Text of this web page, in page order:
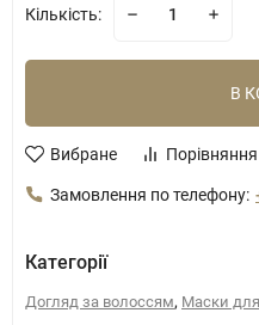
Кількість:
В
Вибране Порівняння
Замовлення по телефону:
Категорії
Догляд за волоссям, Маски